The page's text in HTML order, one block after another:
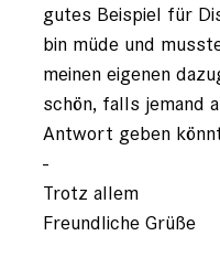
gutes Beispiel für
bin müde und
meinen eigenen
schön, falls jemand
Antwort geben
-
Trotz allem
Freundliche Grüße